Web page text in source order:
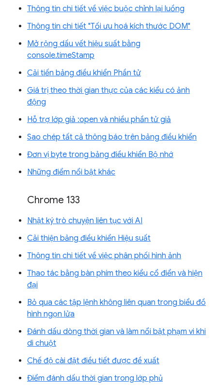
Thông tin chi tiết về việc buộc chỉnh lại luồng
Thông tin chi tiết "Tối ưu hoá kích thước DOM"
Mở rộng dấu vết hiệu suất bằng
console.timeStamp
Cải tiến bảng điều khiển Phần tử
Giá trị theo thời gian thực của các kiểu có ảnh
động
Hỗ trợ lớp giả :open và nhiều phần tử giả
Sao chép tất cả thông báo trên bảng điều khiển
Đơn vị byte trong bảng điều khiển Bộ nhớ
Những điểm nổi bật khác
Chrome 133
Nhật ký trò chuyện liên tục với AI
Cải thiện bảng điều khiển Hiệu suất
Thông tin chi tiết về việc phân phối hình ảnh
Thao tác bằng bàn phím theo kiểu cổ điển và hiện
đại
Bỏ qua các tập lệnh không liên quan trong biểu đồ
hình ngọn lửa
Đánh dấu dòng thời gian và làm nổi bật phạm vi khi
di chuột
Chế độ cài đặt điều tiết được đề xuất
Điểm đánh dấu thời gian trong lớp phủ